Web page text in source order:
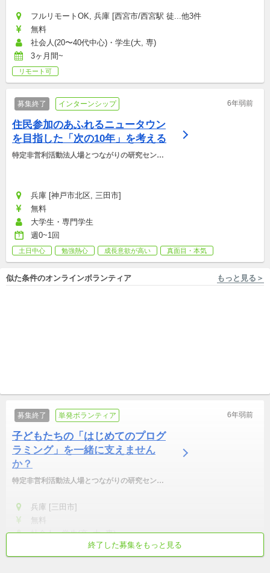
フルリモートOK, 兵庫 [西宮市/西宮駅 徒...他3件
無料
社会人(20〜40代中心)・学生(大, 専)
3ヶ月間~
リモート可
募集終了 インターンシップ 6年弱前
住民参加のあふれるニュータウン
を目指した「次の10年」を考える
特定非営利活動法人場とつながりの研究センタ
兵庫 [神戸市北区, 三田市]
無料
大学生・専門学生
週0~1回
土日中心 勉強熱心 成長意欲が高い 真面目・本気
似た条件のオンラインボランティア もっと見る＞
募集終了 単発ボランティア 6年弱前
子どもたちの「はじめてのプログ
ラミング」を一緒に支えません
か？
特定非営利活動法人場とつながりの研究センタ
兵庫 [三田市]
無料
社会人・学生(高, 大, 専)
土日中心 勉強熱心
活動外交流が盛ん
終了した募集をもっと見る